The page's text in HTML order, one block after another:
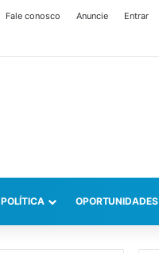
Fale conosco Anuncie Entrar
POLÍTICA OPORTUNIDADES